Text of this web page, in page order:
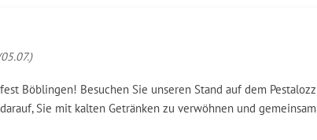
Böblingen! Besuchen Sie unseren Stand auf dem
Sie mit kalten Getränken zu verwöhnen und